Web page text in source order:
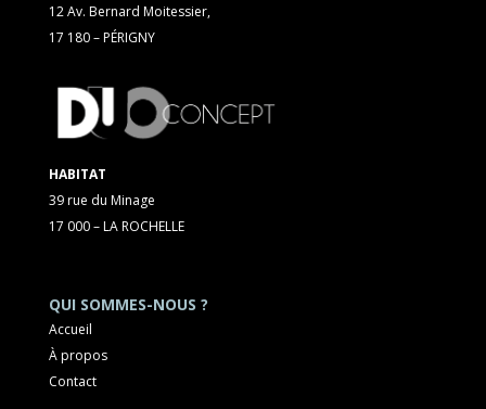
12 Av. Bernard Moitessier,
17 180 – PÉRIGNY
HABITAT
39 rue du Minage
17 000 – LA ROCHELLE
QUI SOMMES-NOUS ?
Accueil
À propos
Contact